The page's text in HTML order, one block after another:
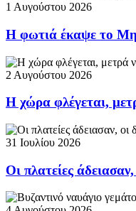
1 Αυγούστου 2026
Η φωτιά έκαψε το
2 Αυγούστου 2026
Η χώρα φλέγεται,
31 Ιουλίου 2026
Οι πλατείες